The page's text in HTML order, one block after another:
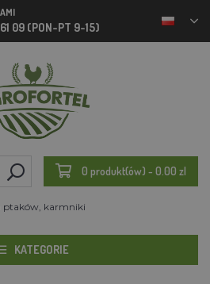
09 (PON-PT 9-15)
0 produkt(ów) - 0.00 zl
ptaków, karmniki
KATEGORIE